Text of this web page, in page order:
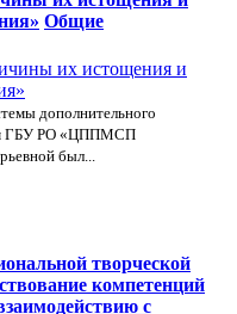
Общие
дополнительного
ГБУ РО «ЦППМСП
был...
творческой
компетенций
с